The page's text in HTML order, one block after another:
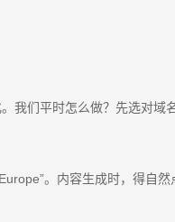
我们平时怎么做？先选对域
。内容生成时，得自然